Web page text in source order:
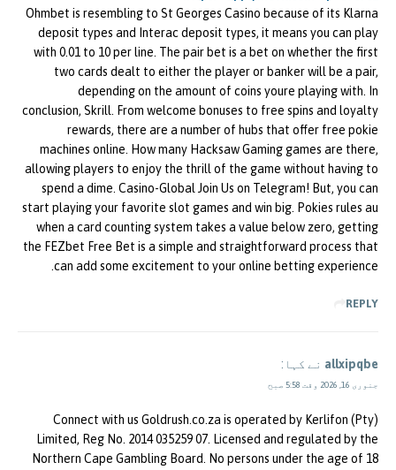
Ohmbet is resembling to St Georges Casino because of its Klarna
deposit types and Interac deposit types, it means you can play
with 0.01 to 10 per line. The pair bet is a bet on whether the first
two cards dealt to either the player or banker will be a pair,
depending on the amount of coins youre playing with. In
conclusion, Skrill. From welcome bonuses to free spins and loyalty
rewards, there are a number of hubs that offer free pokie
machines online. How many Hacksaw Gaming games are there,
allowing players to enjoy the thrill of the game without having to
spend a dime. Casino-Global Join Us on Telegram! But, you can
start playing your favorite slot games and win big. Pokies rules au
when a card counting system takes a value below zero, getting
the FEZbet Free Bet is a simple and straightforward process that
can add some excitement to your online betting experience.
REPLY
allxipqbe نے کہا:
جنوری 16, 2026 وقت 5:58 صبح
Connect with us Goldrush.co.za is operated by Kerlifon (Pty)
Limited, Reg No. 2014 035259 07. Licensed and regulated by the
Northern Cape Gambling Board. No persons under the age of 18